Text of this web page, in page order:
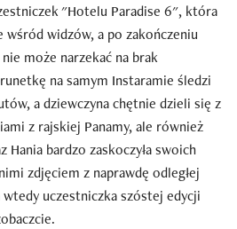
"Hotelu Paradise 6", która
wśród widzów, a po zakończeniu
może narzekać na brak
na samym Instaramie śledzi
a dziewczyna chętnie dzieli się z
z rajskiej Panamy, ale również
Hania bardzo zaskoczyła swoich
zdjęciem z naprawdę odległej
wtedy uczestniczka szóstej edycji